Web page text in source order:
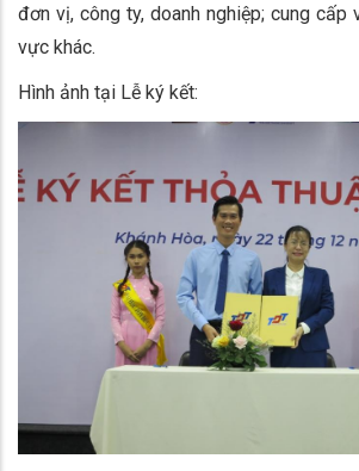
đơn vị, công ty, doanh nghiệp; cung cấp
vực khác.
Hình ảnh tại Lễ ký kết: